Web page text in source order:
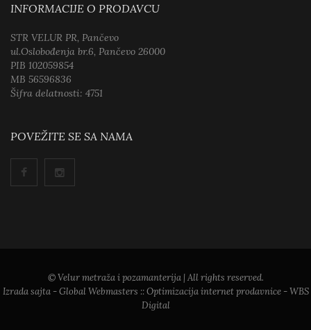
INFORMACIJE O PRODAVCU
STR VELUR PR, Pančevo
ul.Oslobođenja br.6, Pančevo 26000
PIB 102059854
MB 56596836
Šifra delatnosti: 4751
POVEŽITE SE SA NAMA
© Velur metraža i pozamanterija | All rights reserved.
Izrada sajta- Global Webmasters ::Optimizacija internet prodavnice- WBS
Digital